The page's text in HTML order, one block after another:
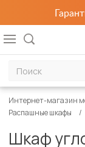
Интернет-магазин
Распашные шкафы
Шкаф